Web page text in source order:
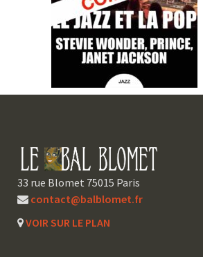
33 rue Blomet 75015 Paris
contact@balblomet.fr
VOIR SUR LE PLAN